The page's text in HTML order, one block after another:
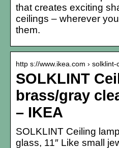
that creates exciting
ceilings – wherever
them.
http s://www.ikea.com › solklint-
SOLKLINT
brass/gray
– IKEA
SOLKLINT Ceiling
glass, 11″ Like small